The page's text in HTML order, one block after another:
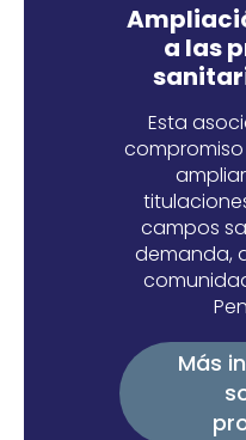
a las
Esta
campos
demanda,
Más